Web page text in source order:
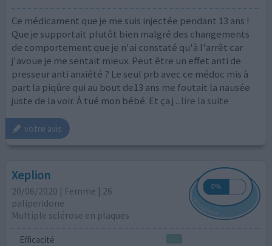
Ce médicament que je me suis injectée pendant 13 ans !
Que je supportait plutôt bien malgré des changements
de comportement que je n'ai constaté qu'à l'arrêt car
j'avoue je me sentait mieux. Peut être un effet anti de
presseur anti anxiété ? Le seul prb avec ce médoc mis à
part la piqûre qui au bout de13 ans me foutait la nausée
juste de la voir. À tué mon bébé. Et ça j ...lire la suite
votre avis
Xeplion
20/06/2020 | Femme | 26
paliperidone
Multiple sclérose en plaques
Efficacité